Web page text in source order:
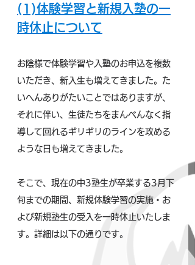
(1)体験学習と新規入塾の一
時休止について
お陰様で体験学習や入塾のお申込を複数
いただき、新入生も増えてきました。た
いへんありがたいことではありますが、
それに伴い、生徒たちをまんべんなく指
導して回れるギリギリのラインを攻める
ような日も増えてきました。
そこで、現在の中3塾生が卒業する3月下
旬までの期間、新規体験学習の実施・お
よび新規塾生の受入を一時休止いたしま
す。詳細は以下の通りです。